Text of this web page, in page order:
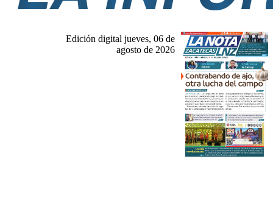
Edición digital jueves, 06 de
agosto de 2026